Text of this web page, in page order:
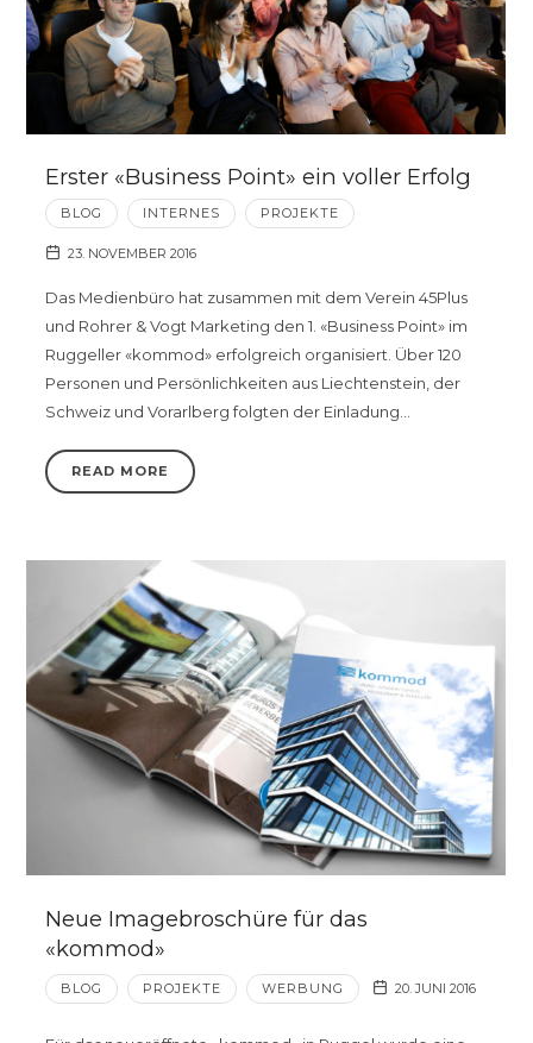
Erster «Business Point» ein voller Erfolg
BLOG INTERNES PROJEKTE
23. NOVEMBER 2016
Das Medienbüro hat zusammen mit dem Verein 45Plus
und Rohrer & Vogt Marketing den 1. «Business Point» im
Ruggeller «kommod» erfolgreich organisiert. Über 120
Personen und Persönlichkeiten aus Liechtenstein, der
Schweiz und Vorarlberg folgten der Einladung…
READ MORE
Neue Imagebroschüre für das
«kommod»
BLOG PROJEKTE WERBUNG 20. JUNI 2016